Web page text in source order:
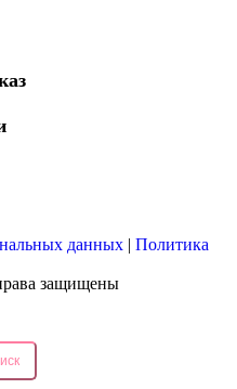
данных | Политика
защищены